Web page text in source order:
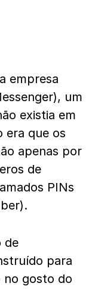
empresa
um
existia em
era que os
apenas por
de
PINs
de
para
no gosto do